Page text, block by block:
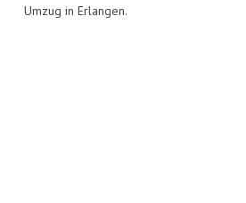
Umzug in Erlangen.